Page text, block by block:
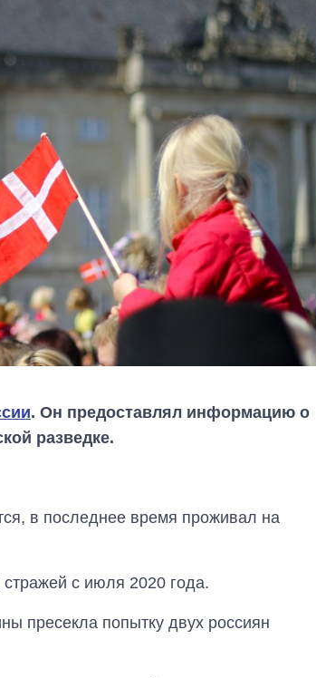
. Он предоставлял информацию о
разведке.
в последнее время проживал на
с июля 2020 года.
пресекла попытку двух россиян